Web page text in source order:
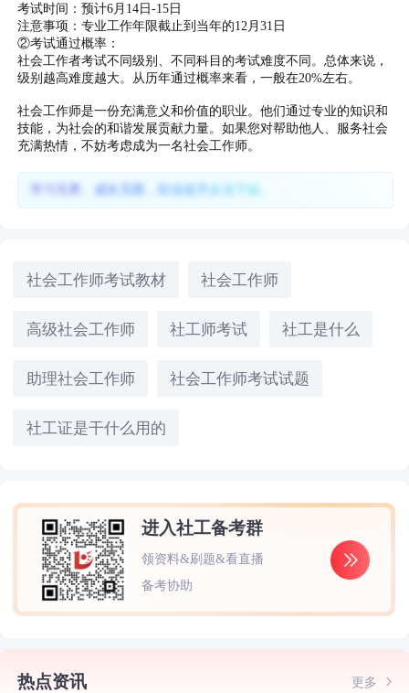
考试时间：预计6月14日-15日
注意事项：专业工作年限截止到当年的12月31日
②考试通过概率：
社会工作者考试不同级别、不同科目的考试难度不同。总体来说，
级别越高难度越大。从历年通过概率来看，一般在20%左右。
社会工作师是一份充满意义和价值的职业。他们通过专业的知识和
技能，为社会的和谐发展贡献力量。如果您对帮助他人、服务社会
充满热情，不妨考虑成为一名社会工作师。
学习无界、成长无限，职业提升从当下始。
社会工作师考试教材 社会工作师
高级社会工作师 社工师考试 社工是什么
助理社会工作师 社会工作师考试试题
社工证是干什么用的
进入社工备考群
领资料&刷题&看直播
备考协助
热点资讯 更多